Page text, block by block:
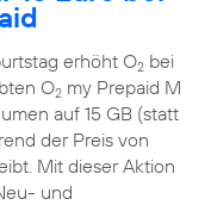
erhöht O2bei
O2my Prepaid M
auf 15 GB (statt
der Preis von
Mit dieser Aktion
und